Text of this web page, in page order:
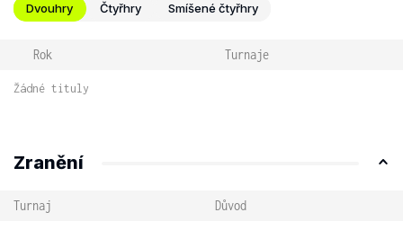
Dvouhry Čtyřhry Smíšené čtyřhry
Rok Turnaje
Žádné tituly
Zranění
Turnaj Důvod